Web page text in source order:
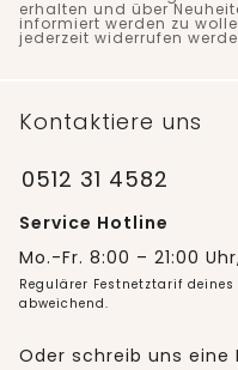
erhalten und über
informiert werden zu
jederzeit widerrufen
Kontaktiere uns
0512 31 4582
Service Hotline
Mo.-Fr. 8:00 – 21:00
Regulärer Festnetztarif
abweichend.
Oder schreib uns eine